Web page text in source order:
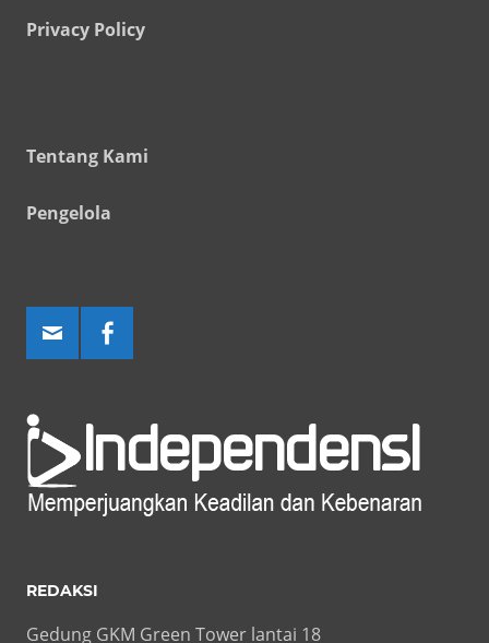
Privacy Policy
Tentang Kami
Pengelola
REDAKSI
Gedung GKM Green Tower lantai 18